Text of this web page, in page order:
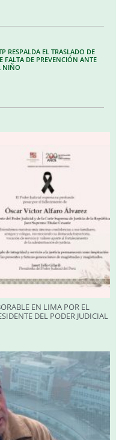
RESPALDA EL TRASLADO DE
FALTA DE PREVENCIÓN ANTE
NIÑO
EN LIMA POR EL
DEL PODER JUDICIAL